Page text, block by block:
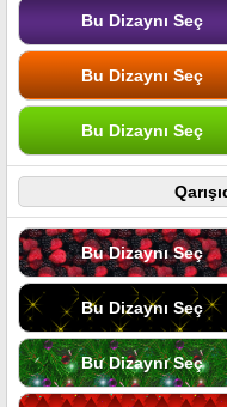
Bu Dizaynı Seç
Bu Dizaynı Seç
Bu Dizaynı Seç
Bu Dizaynı Seç
Bu Dizaynı Seç
Bu Dizaynı Seç